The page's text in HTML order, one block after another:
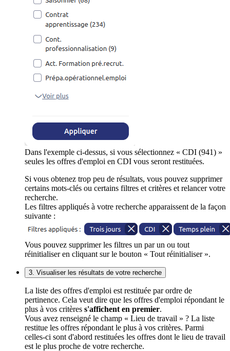
Dans l'exemple ci-dessus, si vous sélectionnez « CDI (941) »
seules les offres d'emploi en CDI vous seront restituées.
Si vous obtenez trop peu de résultats, vous pouvez supprimer
certains mots-clés ou certains filtres et critères et relancer votre
recherche.
Les filtres appliqués à votre recherche apparaissent de la façon
suivante :
Vous pouvez supprimer les filtres un par un ou tout
réinitialiser en cliquant sur le bouton « Tout réinitialiser ».
3. Visualiser les résultats de votre recherche
La liste des offres d'emploi est restituée par ordre de
pertinence. Cela veut dire que les offres d'emploi répondant le
plus à vos critères s'affichent en premier.
Vous avez renseigné le champ « Lieu de travail » ? La liste
restitue les offres répondant le plus à vos critères. Parmi
celles-ci sont d'abord restituées les offres dont le lieu de travail
est le plus proche de votre recherche.